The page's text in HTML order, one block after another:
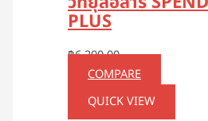
PLUS
฿6,200.00
COMPARE
QUICK VIEW